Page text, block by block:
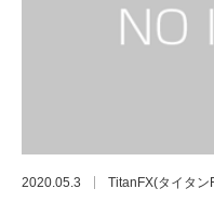
2020.05.3 TitanFX(タイタン